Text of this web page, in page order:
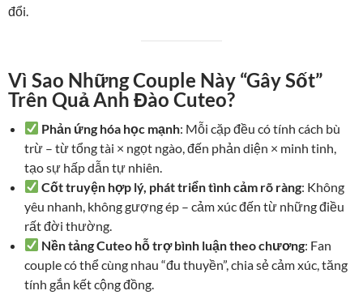
đổi.
Vì Sao Những Couple Này “Gây Sốt”
Trên Quả Anh Đào Cuteo?
Phản ứng hóa học mạnh: Mỗi cặp đều có tính cách bù
trừ – từ tổng tài × ngọt ngào, đến phản diện × minh tinh,
tạo sự hấp dẫn tự nhiên.
Cốt truyện hợp lý, phát triển tình cảm rõ ràng: Không
yêu nhanh, không gượng ép – cảm xúc đến từ những điều
rất đời thường.
Nền tảng Cuteo hỗ trợ bình luận theo chương: Fan
couple có thể cùng nhau “đu thuyền”, chia sẻ cảm xúc, tăng
tính gắn kết cộng đồng.